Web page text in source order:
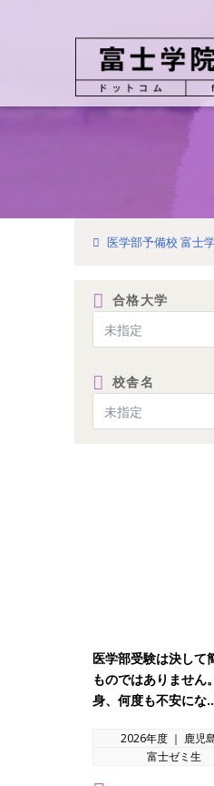
医学部予備校 富士
合格大学
校舎名
医学部受験は決して
ものではありません
身、何度も不安にな
2026年度 ｜ 鹿児
富士ゼミ生